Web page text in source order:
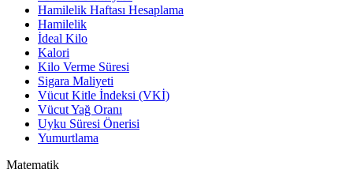
Hamilelik Haftası Hesaplama
Hamilelik
İdeal Kilo
Kalori
Kilo Verme Süresi
Sigara Maliyeti
Vücut Kitle İndeksi (VKİ)
Vücut Yağ Oranı
Uyku Süresi Önerisi
Yumurtlama
Matematik